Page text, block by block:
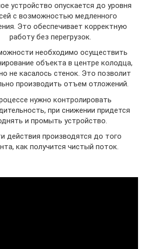
устройство опускается до уровня
с возможностью медленного
Это обеспечивает корректную
работу без перегрузок.
необходимо осуществить
объекта в центре колодца,
не касалось стенок. Это позволит
производить отъем отложений.
нужно контролировать
при снижении придется
и промыть устройство.
действия производятся до того
как получится чистый поток.